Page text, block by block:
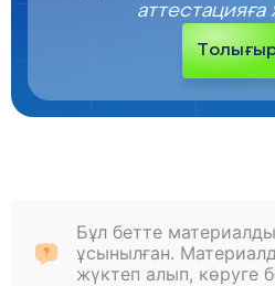
Бұл бетте
ұсынылған.
жүктеп алып, көруге